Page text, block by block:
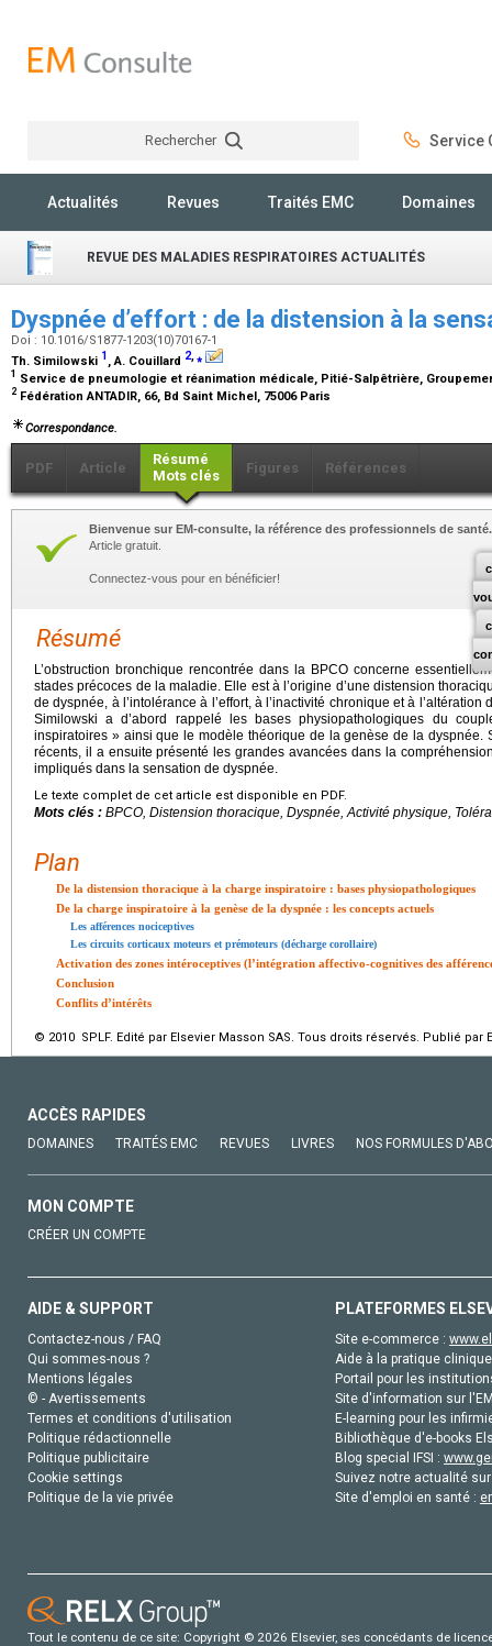
Rechercher Service
Actualités Revues Traités EMC Domaines
REVUE DES MALADIES RESPIRATOIRES ACTUALITÉS
Dyspnée d’effort : de la distension à la
Doi : 10.1016/S1877-1203(10)70167-1
Th. Similowski 1 , A. Couillard 2,⁎
1 Service de pneumologie et réanimation médicale, Pitié-Salpêtrière,
2 Fédération ANTADIR, 66, Bd Saint Michel, 75006 Paris
Correspondance.
PDF Article
Résumé
Mots clés
Figures Références
Bienvenue sur EM-consulte, la référence des professionnels de santé.
Article gratuit.
Connectez-vous pour en bénéficier!
Résumé
L’obstruction bronchique rencontrée dans la BPCO concerne
stades précoces de la maladie. Elle est à l’origine d’une distension
de dyspnée, à l’intolérance à l’effort, à l’inactivité chronique et à
Similowski a d’abord rappelé les bases physiopathologiques du
inspiratoires » ainsi que le modèle théorique de la genèse de la dyspnée.
récents, il a ensuite présenté les grandes avancées dans la
impliqués dans la sensation de dyspnée.
Le texte complet de cet article est disponible en PDF.
Mots clés : BPCO, Distension thoracique, Dyspnée, Activité physique,
Plan
De la distension thoracique à la charge inspiratoire : bases physiopathologiques
De la charge inspiratoire à la genèse de la dyspnée : les concepts actuels
Les afférences nociceptives
Les circuits corticaux moteurs et prémoteurs (décharge corollaire)
Activation des zones intéroceptives (l’intégration affectivo-cognitives des
Conclusion
Conflits d’intérêts
© 2010 SPLF. Edité par Elsevier Masson SAS. Tous droits réservés. Publié par
ACCÈS RAPIDES
DOMAINES TRAITÉS EMC REVUES LIVRES NOS FORMULES
MON COMPTE
CRÉER UN COMPTE
AIDE & SUPPORT
Contactez-nous / FAQ
Qui sommes-nous ?
Mentions légales
© - Avertissements
Termes et conditions d'utilisation
Politique rédactionnelle
Politique publicitaire
Cookie settings
Politique de la vie privée
PLATEFORMES
Site e-commerce :
Aide à la pratique
Portail pour les
Site d'information sur
E-learning pour les
Bibliothèque d'e-books
Blog special IFSI :
Suivez notre actualité
Site d'emploi en santé :
Tout le contenu de ce site: Copyright © 2026 Elsevier, ses concédants de